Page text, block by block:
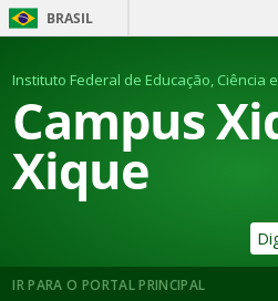
BRASIL
Instituto Federal de Educação, Ciência
Campus
Xique
IR PARA O PORTAL PRINCIPAL